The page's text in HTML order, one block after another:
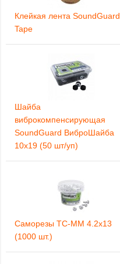
Клейкая лента SoundGuard
Tape
Шайба
виброкомпенсирующая
SoundGuard ВиброШайба
10х19 (50 шт/уп)
Саморезы ТС-ММ 4.2х13
(1000 шт.)